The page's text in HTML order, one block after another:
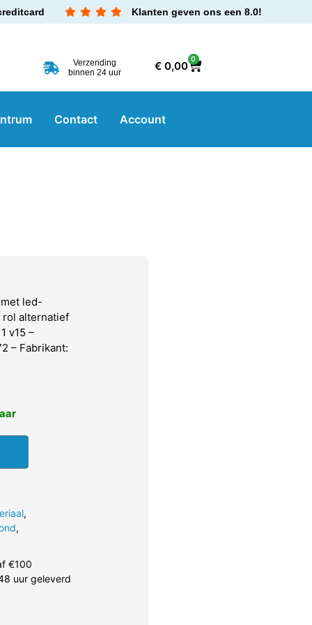
Klanten geven ons een 8.0!
Verzending
binnen 24 uur
€0,00
0
Contact Account
led-
alternatief
v15 –
– Fabrikant:
,
,
€100
uur geleverd